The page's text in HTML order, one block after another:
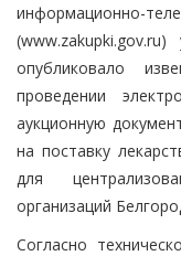
информационно-
опубликовало
проведении
аукционную
на поставку
для
организаций
Согласно